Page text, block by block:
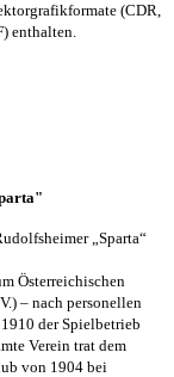
(CDR,
enthalten.
„Sparta“
Österreichischen
– nach personellen
der Spielbetrieb
Verein trat dem
von 1904 bei